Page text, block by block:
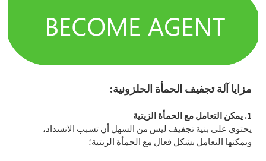
مزايا آلة تجفيف الحمأة الحلزونية:
1. يمكن التعامل مع الحمأة الزيتية
يحتوي على بنية تجفيف ليس من السهل أن تسبب الانسداد،
ويمكنها التعامل بشكل فعال مع الحمأة الزيتية؛